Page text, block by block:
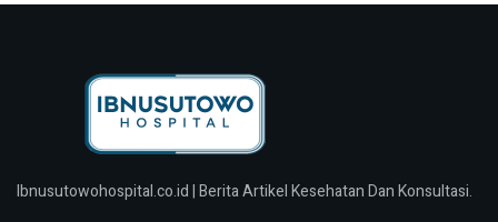
Ibnusutowohospital.co.id | Berita Artikel Kesehatan Dan Konsultasi.